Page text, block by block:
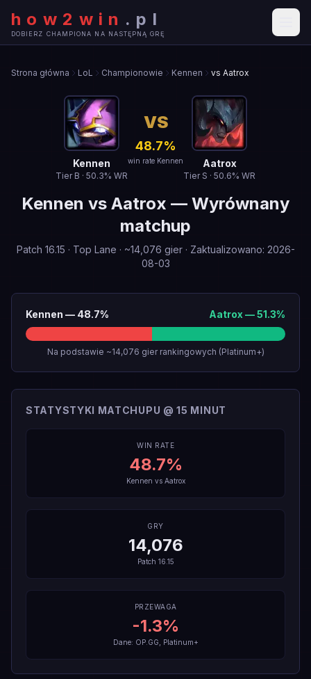
how2win . pl
DOBIERZ CHAMPIONA NA NASTĘPNĄ GRĘ
Strona główna LoL Championowie Kennen vs Aatrox
Kennen
Tier B · 50.3% WR
VS
48.7%
win rate Kennen Aatrox
Tier S · 50.6% WR
Kennen vs Aatrox — Wyrównany
matchup
Patch 16.15 · Top Lane · ~14,076 gier· Zaktualizowano: 2026-
08-03
Kennen — 48.7% Aatrox —51.3%
Na podstawie ~14,076 gier rankingowych (Platinum+)
STATYSTYKI MATCHUPU @ 15 MINUT
WIN RATE
48.7%
Kennen vs Aatrox
GRY
14,076
Patch 16.15
PRZEWAGA
-1.3%
Dane: OP.GG, Platinum+